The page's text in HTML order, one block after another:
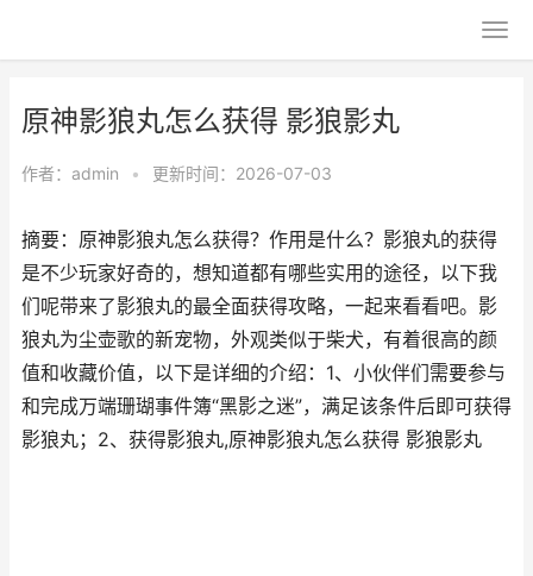
原神影狼丸怎么获得 影狼影丸
作者： admin • 更新时间：2026-07-03
摘要：原神影狼丸怎么获得？作用是什么？影狼丸的获得
是不少玩家好奇的，想知道都有哪些实用的途径，以下我
们呢带来了影狼丸的最全面获得攻略，一起来看看吧。影
狼丸为尘壶歌的新宠物，外观类似于柴犬，有着很高的颜
值和收藏价值，以下是详细的介绍：1、小伙伴们需要参与
和完成万端珊瑚事件簿“黑影之迷”，满足该条件后即可获得
影狼丸；2、获得影狼丸,原神影狼丸怎么获得 影狼影丸